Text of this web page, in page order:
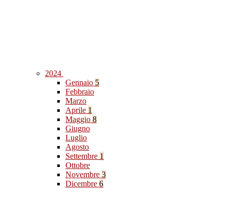
2024
Gennaio 5
Febbraio
Marzo
Aprile 1
Maggio 8
Giugno
Luglio
Agosto
Settembre 1
Ottobre
Novembre 3
Dicembre 6